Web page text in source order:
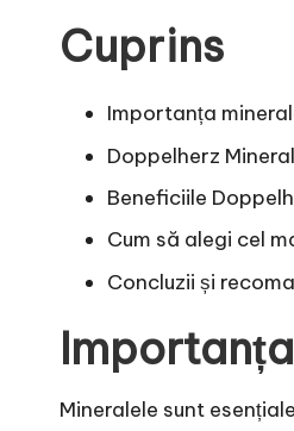
Cuprins
Importanța
Doppelherz
Beneficiile
Cum să alegi cel
Concluzii și
Mineralele sunt